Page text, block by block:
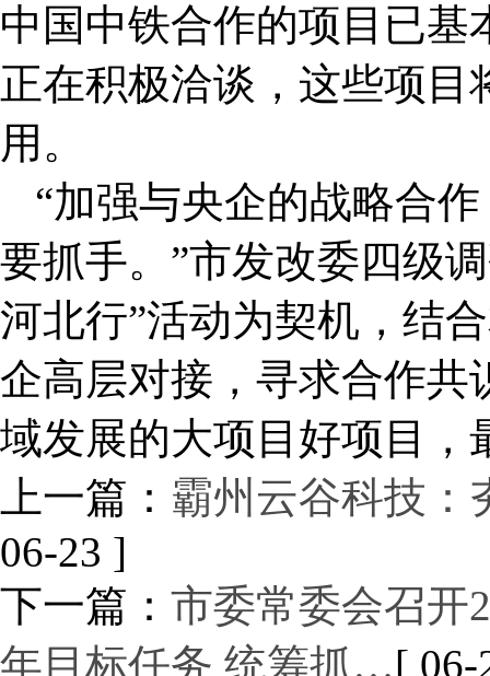
中国中铁合作的项目已基
正在积极洽谈，这些项
用。
“加强与央企的战略合
要抓手。”市发改委四级
河北行”活动为契机，结
企高层对接，寻求合作共
域发展的大项目好项目，
上一篇： 霸州云谷科技：
06-23 ]
下一篇： 市委常委会召开
年目标任务 统筹抓…[ 06-